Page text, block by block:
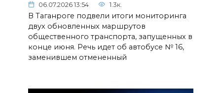
06.07.2026 13:54 1.3к.
В Таганроге подвели итоги мониторинга
двух обновленных маршрутов
общественного транспорта, запущенных в
конце июня. Речь идет об автобусе № 16,
заменившем отмененный